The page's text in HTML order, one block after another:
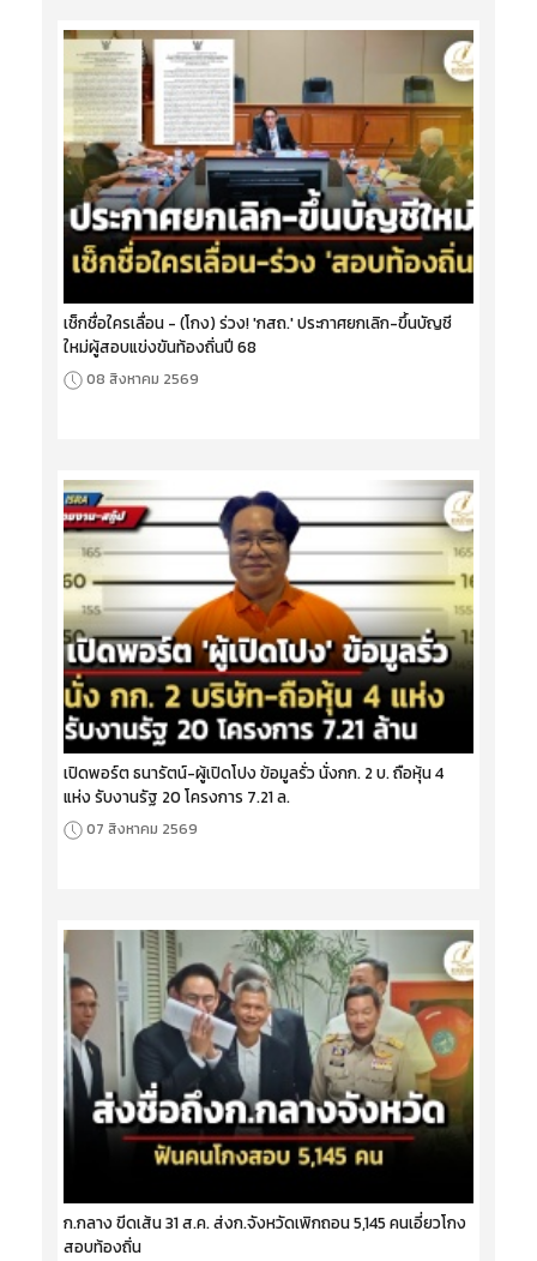
เช็กชื่อใครเลื่อน - (โกง) ร่วง! 'กสถ.' ประกาศยกเลิก-ขึ้นบัญชี
ใหม่ผู้สอบแข่งขันท้องถิ่นปี 68
08 สิงหาคม 2569
เปิดพอร์ต ธนารัตน์-ผู้เปิดโปง ข้อมูลรั่ว นั่งกก. 2 บ. ถือหุ้น 4
แห่ง รับงานรัฐ 20 โครงการ 7.21 ล.
07 สิงหาคม 2569
ก.กลาง ขีดเส้น 31 ส.ค. ส่งก.จังหวัดเพิกถอน 5,145 คนเอี่ยวโกง
สอบท้องถิ่น